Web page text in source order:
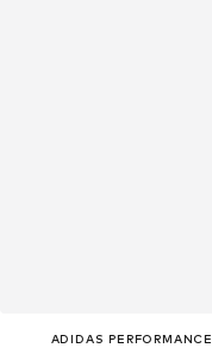
ADIDAS PERFORMANCE